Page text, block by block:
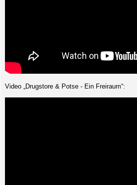
Video „Drugstore & Potse - Ein Freiraum“: